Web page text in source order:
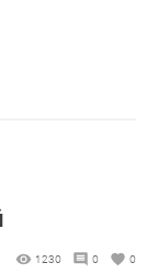
1230 0 0